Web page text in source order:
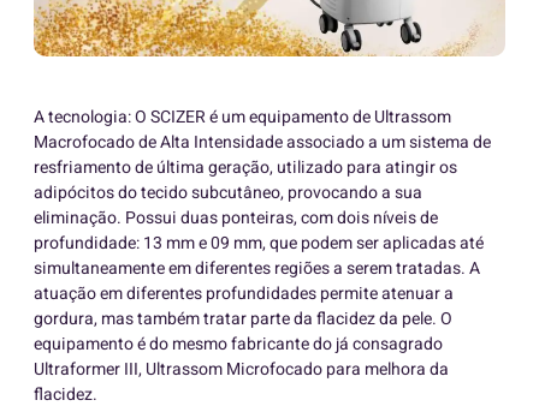
A tecnologia: O SCIZER é um equipamento de Ultrassom
Macrofocado de Alta Intensidade associado a um sistema de
resfriamento de última geração, utilizado para atingir os
adipócitos do tecido subcutâneo, provocando a sua
eliminação. Possui duas ponteiras, com dois níveis de
profundidade: 13 mm e 09 mm, que podem ser aplicadas até
simultaneamente em diferentes regiões a serem tratadas. A
atuação em diferentes profundidades permite atenuar a
gordura, mas também tratar parte da flacidez da pele. O
equipamento é do mesmo fabricante do já consagrado
Ultraformer III, Ultrassom Microfocado para melhora da
flacidez.